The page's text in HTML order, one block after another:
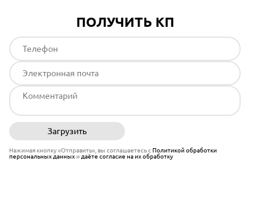
ПОЛУЧИТЬ КП
Загрузить
Нажимая кнопку «Отправить», вы соглашаетесь сПолитикой обработки
персональных данныхи даёте согласие на их обработку